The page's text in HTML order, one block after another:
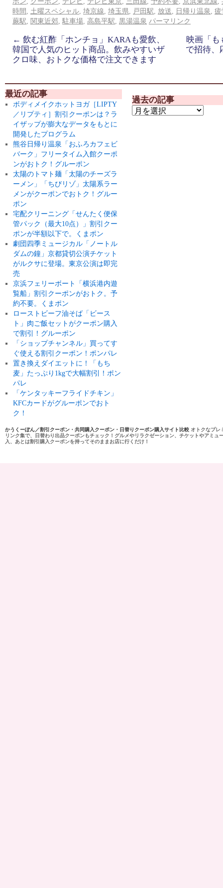
時間
土曜スペシャル 埼京線 埼玉県 戸田駅 放送 日帰り温泉
疲
蕨駅
関東近郊 駐車場 高島平駅 黒湯温泉 パーマリンク
← 飲む紅酢「ホンチョ」KARAも愛飲、
韓国で人気のヒット商品。飲みやすいザ
クロ味、おトクな価格で注文できます
映画「も
で招待、
最近の記事
ボディメイクホットヨガ［LIPTY
／リプティ］割引クーポンは？ラ
イザップが膨大なデータをもとに
開発したプログラム
熊谷日帰り温泉「おふろカフェビ
バーク」フリータイム入館クーポ
ンがおトク！グルーポン
太陽のトマト麺「太陽のチーズラ
ーメン」「ちびリゾ」太陽系ラー
メンがクーポンでおトク！グルー
ポン
宅配クリーニング「せんたく便保
管パック（最大10点）」割引クー
ポンが半額以下で。くまポン
劇団四季ミュージカル「ノートル
ダムの鐘」京都貸切公演チケット
がルクサに登場。東京公演は即完
売
京浜フェリーボート「横浜港内遊
覧船」割引クーポンがおトク。予
約不要。くまポン
ローストビーフ油そば「ビース
ト」肉ご飯セットがクーポン購入
で割引！グルーポン
「ショップチャンネル」買ってす
ぐ使える割引クーポン！ポンパレ
置き換えダイエットに！「もち
麦」たっぷり1kgで大幅割引！ポン
パレ
「ケンタッキーフライドチキン」
KFCカードがグルーポンでおト
ク！
過去の記事
かうくーぽん／割引クーポン・共同購入クーポン・日替りクーポン購入サイト比較 オトクなプレ
リンク集で、日替わり出品クーポンもチェック！グルメやリラクゼーション、チケットやアミ
入、あとは割引購入クーポンを持ってそのままお店に行くだけ！